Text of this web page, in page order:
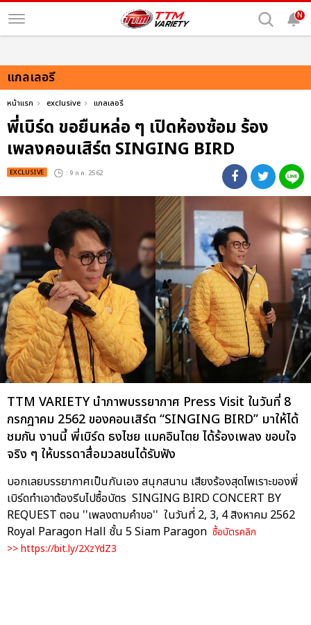
N
แกลเลอรี
หน้าแรก exclusive แกลเลอรี
พี่เบิร์ด ขอยืนหล่อ ๆ เปิดห้องซ้อม ร้อง
เพลงคอนเสิร์ต SINGING BIRD
EXCLUSIVE : 9 ก.ค. 2562
TTM VARIETY นำภาพบรรยากาศ Press Visit ในวันที่ 8
กรกฎาคม 2562 ของคอนเสิร์ต “SINGING BIRD” มาให้ได้
ชมกัน งานนี้ พี่เบิร์ด ธงไชย แมคอินไตย ได้ร้องเพลง ขอบใจ
จริง ๆ ให้บรรดาสื่อมวลชนได้รับฟัง
บอกเลยบรรยากาศเป็นกันเอง สนุกสนาน เสียงร้องสุดไพเราะของพี่
เบิร์ดทำเอาต้องรีบไปซื้อบัตร SINGING BIRD CONCERT BY
REQUEST ตอน ''เพลงตามคำขอ'' ในวันที่ 2, 3, 4 สิงหาคม 2562
Royal Paragon Hall ชั้น 5 Siam Paragon ซื้อบัตรคลิก
>>https://bit.ly/2XzYdZ3